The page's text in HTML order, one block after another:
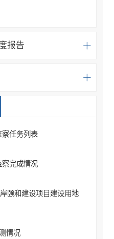
报告
察任务列表
察完成情况
颐和建设项目建设用地
情况